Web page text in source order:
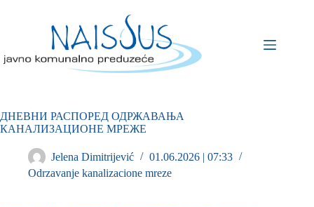
ДНЕВНИ РАСПОРЕД ОДРЖАВАЊА
КАНАЛИЗАЦИОНЕ МРЕЖЕ
Jelena Dimitrijević
01.06.2026 | 07:33
Odrzavanje kanalizacione mreze